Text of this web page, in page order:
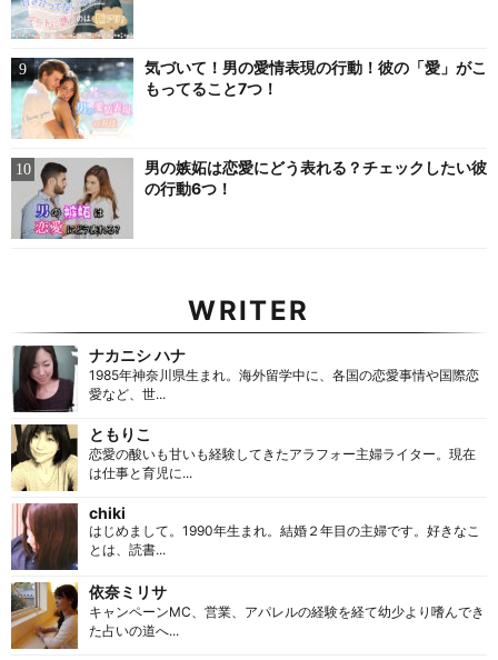
気づいて！男の愛情表現の行動！彼の「愛」がこ
もってること7つ！
男の嫉妬は恋愛にどう表れる？チェックしたい彼
の行動6つ！
WRITER
ナカニシ ハナ
1985年神奈川県生まれ。海外留学中に、各国の恋愛事情や国際恋
愛など、世...
ともりこ
恋愛の酸いも甘いも経験してきたアラフォー主婦ライター。現在
は仕事と育児に...
chiki
はじめまして。1990年生まれ。結婚２年目の主婦です。好きなこ
とは、読書...
依奈ミリサ
キャンペーンMC、営業、アパレルの経験を経て幼少より嗜んでき
た占いの道へ...